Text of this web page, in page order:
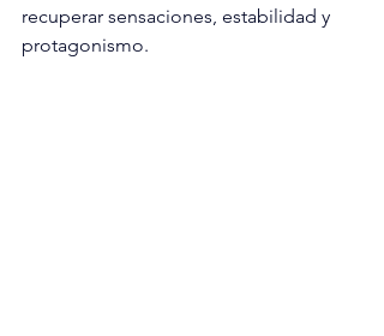
recuperar sensaciones, estabilidad y
protagonismo.